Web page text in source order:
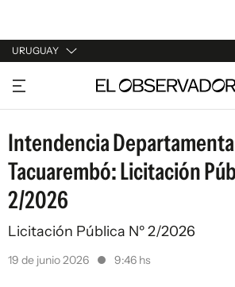
URUGUAY
URUGUAY
ARGENTINA
ESPAÑA
ESTADOS UNIDOS
Intendencia
Tacuarembó: Licitación
2/2026
Licitación Pública Nº 2/2026
19 de junio 2026 9:46 hs